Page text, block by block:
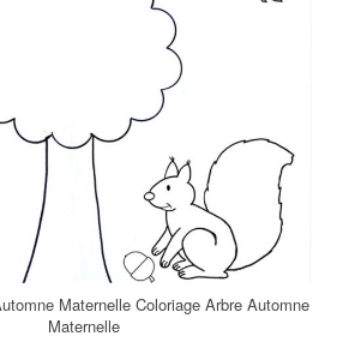
Maternelle Coloriage Arbre Automne
Maternelle